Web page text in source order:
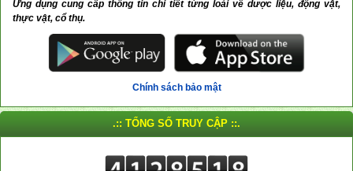
Ứng dụng cung cấp thông tin chi tiết từng loài về dược liệu, động vật,
thực vật, cổ thụ.
Chính sách bảo mật
.:: TỔNG SỐ TRUY CẬP ::.